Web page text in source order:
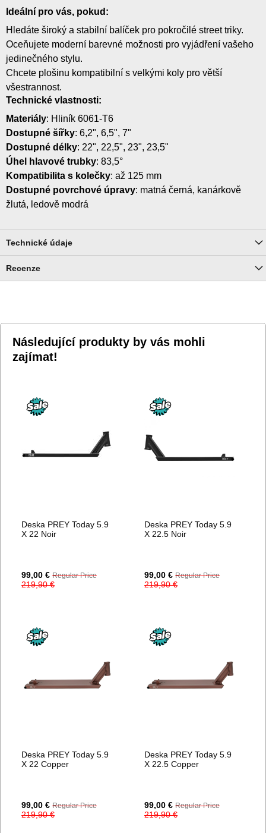
Ideální pro vás, pokud:
Hledáte široký a stabilní balíček pro pokročilé street triky.
Oceňujete moderní barevné možnosti pro vyjádření vašeho
jedinečného stylu.
Chcete plošinu kompatibilní s velkými koly pro větší
všestrannost.
Technické vlastnosti:
Materiály: Hliník 6061-T6
Dostupné šířky: 6,2", 6,5", 7"
Dostupné délky: 22", 22,5", 23", 23,5"
Úhel hlavové trubky: 83,5°
Kompatibilita s kolečky: až 125 mm
Dostupné povrchové úpravy: matná černá, kanárkově
žlutá, ledově modrá
Technické údaje
Recenze
Následující produkty by vás mohli
zajímat!
Deska PREY Today 5.9
X 22 Noir
Special
Price
99,00 € Regular Price
219,90 €
Deska PREY Today 5.9
X 22.5 Noir
Special
Price
99,00 € Regular Price
219,90 €
Deska PREY Today 5.9
X 22 Copper
Special
Price
99,00 € Regular Price
219,90 €
Deska PREY Today 5.9
X 22.5 Copper
Special
Price
99,00 € Regular Price
219,90 €